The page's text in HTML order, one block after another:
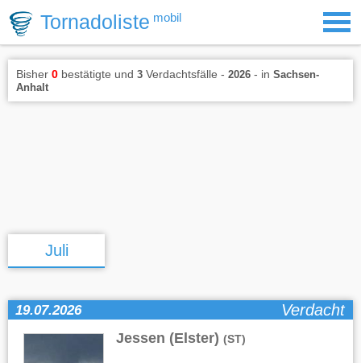
Tornadoliste mobil
Bisher 0 bestätigte und 3 Verdachtsfälle - 2026 - in Sachsen-
Anhalt
Juli
19.07.2026 Verdacht
Jessen (Elster) (ST)